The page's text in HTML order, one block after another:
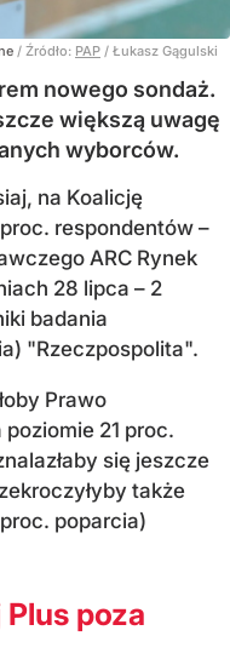
/ Źródło: PAP / Łukasz Gągulski
nowego sondaż.
większą uwagę
wyborców.
na Koalicję
respondentów –
ARC Rynek
28 lipca – 2
badania
"Rzeczpospolita".
Prawo
21 proc.
się jeszcze
także
poparcia)
poza